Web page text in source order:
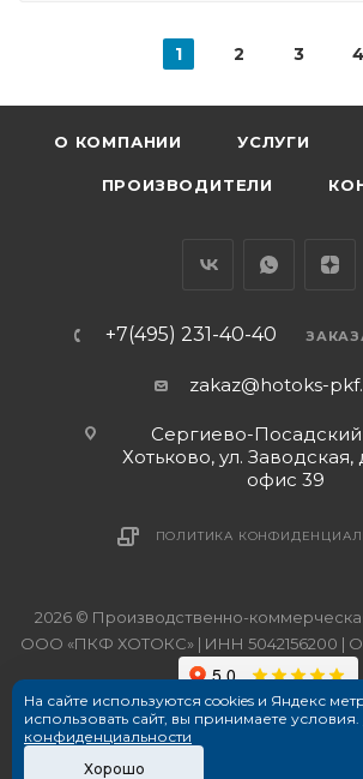
1 2 3 4
О КОМПАНИИ УСЛУГИ
ПРОИЗВОДИТЕЛИ
+7(495) 231-40-40
zakaz@hotoks-
Сергиево-Посадский
Хотьково, ул. Заводская,
офис 39
ПОЛИТИКА
2026 © Производственно-
ООО «ПКФ ХОТОКС» | ИНН 5042156200 |
На сайте используются cookies и Яндекс
использовать сайт, вы принимаете условия.
конфиденциальности
Хорошо